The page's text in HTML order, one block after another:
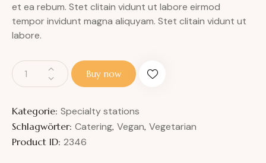
et ea rebum. Stet clitain vidunt ut labore eirmod
tempor invidunt magna aliquyam. Stet clitain vidunt ut
labore.
Buy now
r
Kategorie: Specialty stations
Schlagwörter: Catering, Vegan, Vegetarian
Product ID: 2346